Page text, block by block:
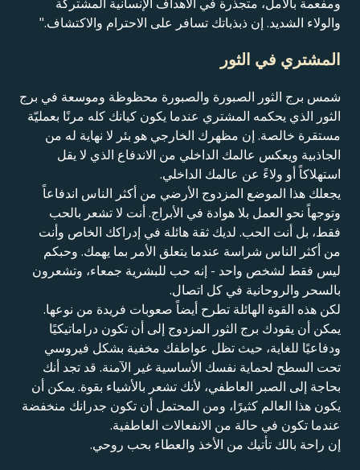
والولاء الشديد. إن ذبذباتك تسافر على الاحترام والاكتشاف."
المشتري في الثور
شمس برج الثور الصبورة والصبورة محظوظة وموسعة في برج
الثور الذي يحكمه المشتري عندما يكون كيانك كله مرنًا بعمليّة
مستقرة خالصة. إن مظهرك الخارجي هو بئر لا نهاية له من
الجاذبية ويعكس عالمك الداخلي من الاندفاع الذي لا يقل
استهلاكاً أو ولاءً عن عالمك الداخلي.
يجعلك هذا الموضع المزدوج الأرضي من أكثر الناس اندفاعاً
وتوجهاً نحو العمل بلا هوادة في الأبراج. أنت لا تشعر بالحب
فقط، بل أنت الحب. لديك ثقة هائلة في إدراكك الخاص وأنت
من أكثر الناس شراسة عندما يتعلق الأمر بما يهمك. وحبكم
ليس فقط لشخص واحد - إنه حب للبشرية جمعاء، وتشعرون
بالسحر والروحانية في كل اتصال.
لكن هذه القوة الهائلة تطرح أيضاً صعوبات فريدة من نوعها.
يمكن أن يقودك برج الثور المزدوج إلى أن تكون دراماتيكيًا
ودفاعيًا للغاية، حيث تظل عواطفك مخفية بشكل فيروسي
تحت السطح لحماية نفسك الأساسية غير الآمنة. قد تجد أنك
بحاجة إلى الصبر العاطفي، لأنك تشعر بالأشياء بقوة. يمكن أن
يكون هذا العالم كثيرًا، ومن المحتمل أن تكون جدرانك منخفضة
عندما تكون في حالة من الانفعالات العاطفية.
إن راحة بالك تأتيك من الأخذ والعطاء بحب روحي.